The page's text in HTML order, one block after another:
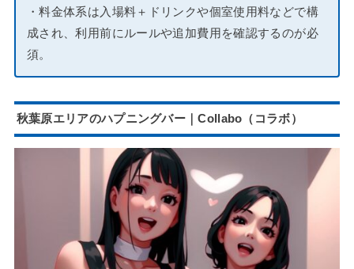
・料金体系は入場料＋ドリンクや個室使用料などで構
成され、利用前にルールや追加費用を確認するのが必
須。
秋葉原エリアのハプニングバー｜Collabo（コラボ）